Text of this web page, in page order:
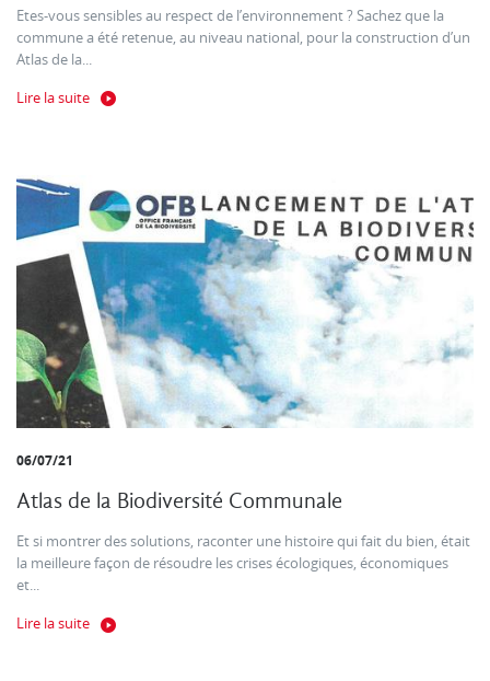
Etes-vous sensibles au respect de l’environnement ? Sachez que la
commune a été retenue, au niveau national, pour la construction d’un
Atlas de la...
Lire la suite
06/07/21
Atlas de la Biodiversité Communale
Et si montrer des solutions, raconter une histoire qui fait du bien, était
la meilleure façon de résoudre les crises écologiques, économiques
et...
Lire la suite